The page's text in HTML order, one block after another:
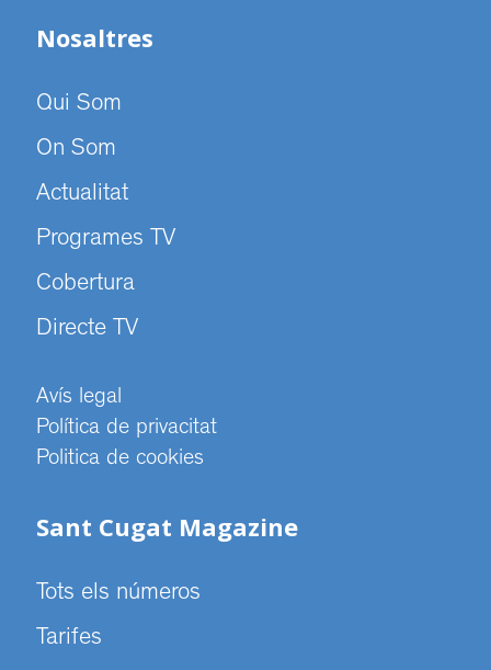
Nosaltres
Qui Som
On Som
Actualitat
Programes TV
Cobertura
Directe TV
Avís legal
Política de privacitat
Politica de cookies
Sant Cugat Magazine
Tots els números
Tarifes